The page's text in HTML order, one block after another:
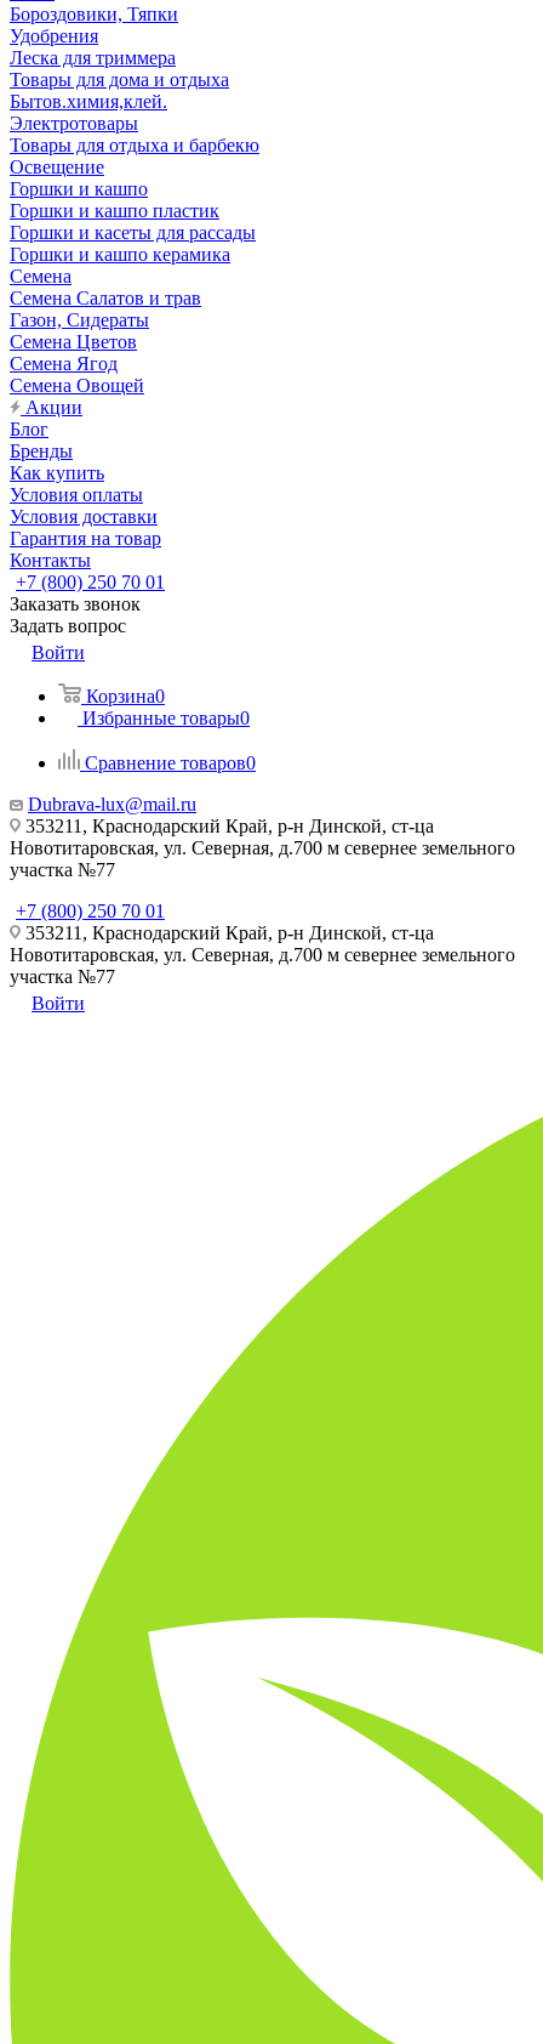
Бороздовики, Тяпки
Удобрения
Леска для триммера
Товары для дома и отдыха
Бытов.химия,клей.
Электротовары
Товары для отдыха и барбекю
Освещение
Горшки и кашпо
Горшки и кашпо пластик
Горшки и касеты для рассады
Горшки и кашпо керамика
Семена
Семена Салатов и трав
Газон, Сидераты
Семена Цветов
Семена Ягод
Семена Овощей
Акции
Блог
Бренды
Как купить
Условия оплаты
Условия доставки
Гарантия на товар
Контакты
+7 (800) 250 70 01
Заказать звонок
Задать вопрос
Войти
Корзина0
Избранные товары0
Сравнение товаров0
Dubrava-lux@mail.ru
353211, Краснодарский Край, р-н Динской, ст-ца
Новотитаровская, ул. Северная, д.700 м севернее земельного
участка №77
+7 (800) 250 70 01
353211, Краснодарский Край, р-н Динской, ст-ца
Новотитаровская, ул. Северная, д.700 м севернее земельного
участка №77
Войти